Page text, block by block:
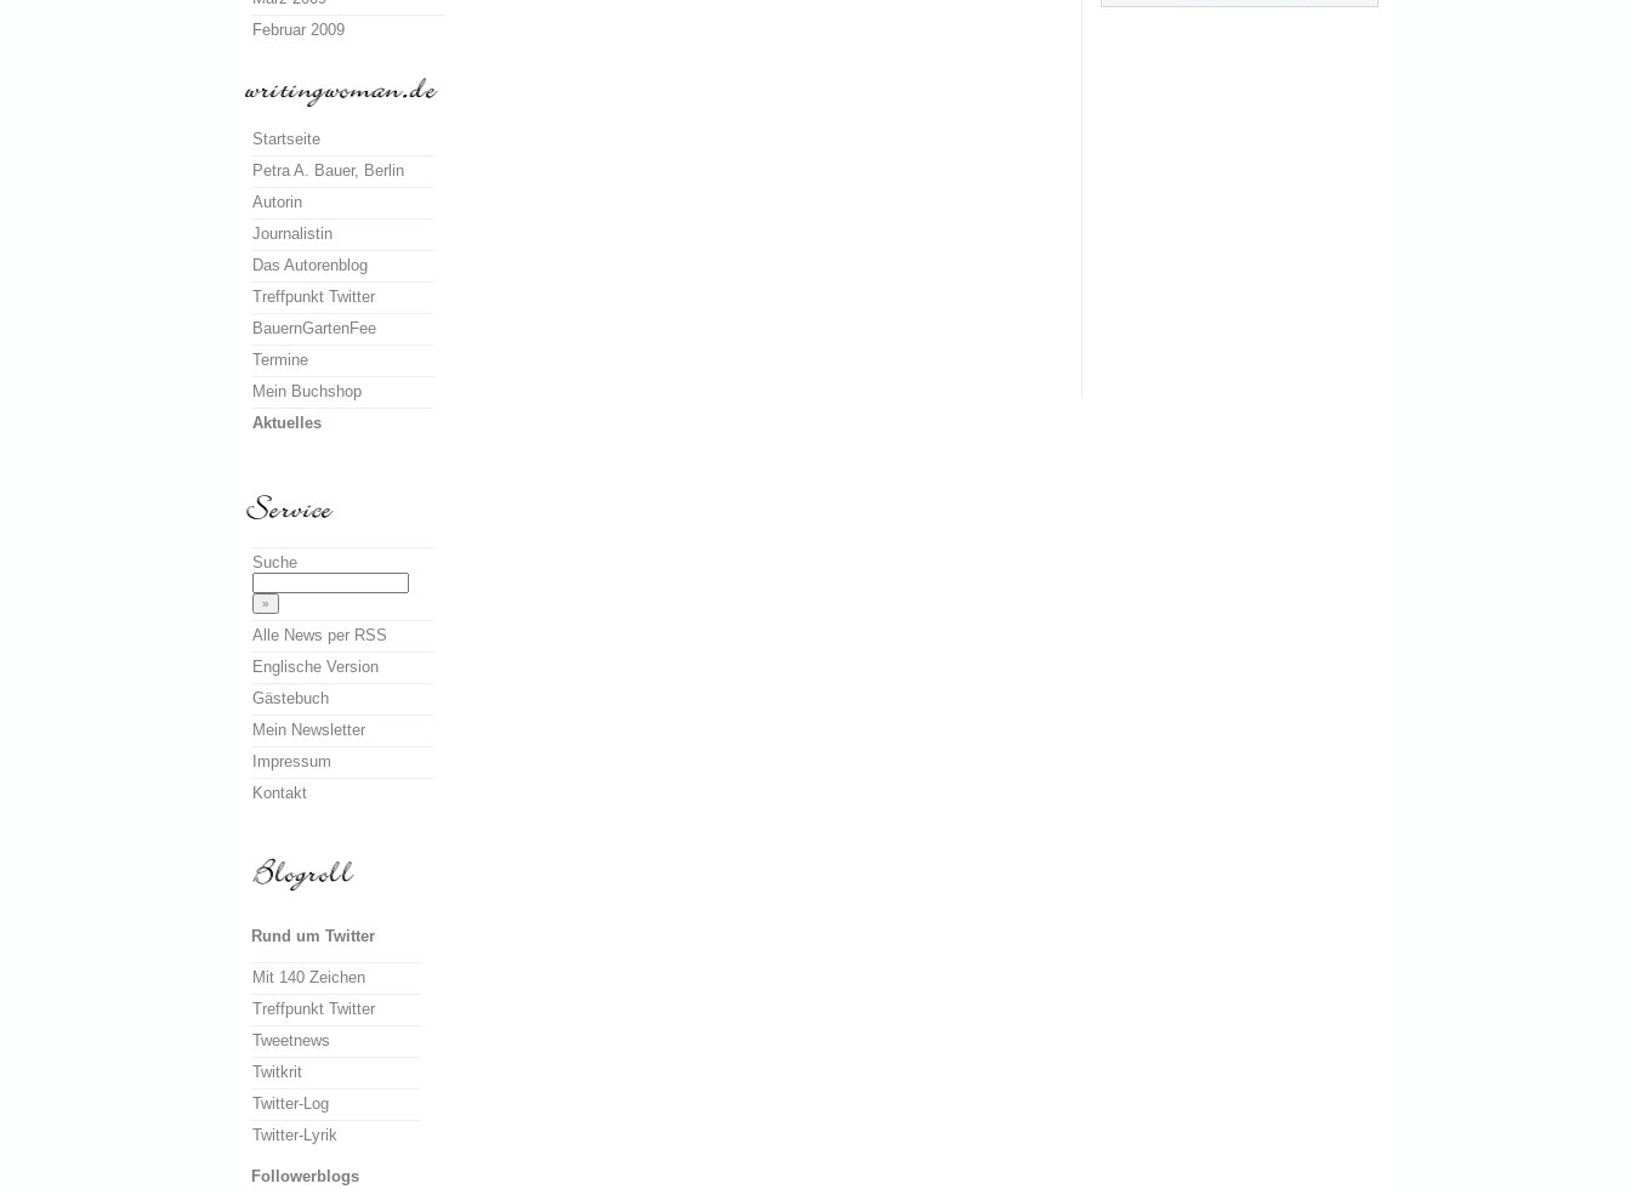
Februar 2009
Startseite
Petra A. Bauer, Berlin
Autorin
Journalistin
Das Autorenblog
Treffpunkt Twitter
BauernGartenFee
Termine
Mein Buchshop
Aktuelles
Suche
Alle News per RSS
Englische Version
Gästebuch
Mein Newsletter
Impressum
Kontakt
Rund um Twitter
Mit 140 Zeichen
Treffpunkt Twitter
Tweetnews
Twitkrit
Twitter-Log
Twitter-Lyrik
Followerblogs